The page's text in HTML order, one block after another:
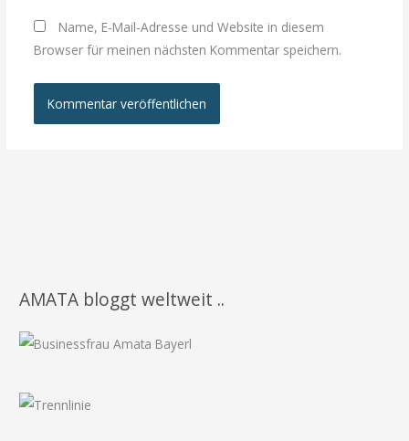
Name, E-Mail-Adresse und Website in diesem
Browser für meinen nächsten Kommentar speichern.
AMATA bloggt weltweit ..